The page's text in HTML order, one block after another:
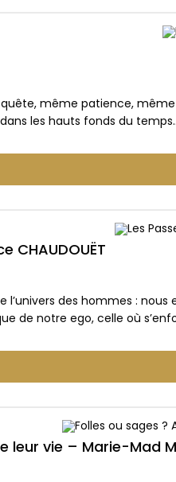
quête, même patience,
les hauts fonds du
CHAUDOUËT
l’univers des hommes :
de notre ego, celle où
vie – Marie-Mad